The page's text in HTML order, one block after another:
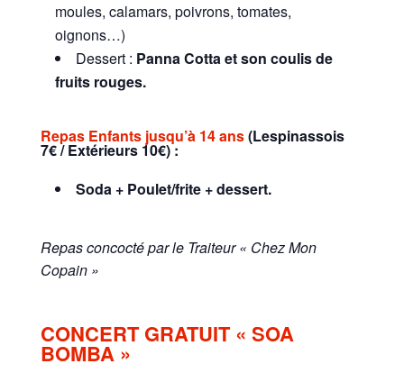
moules, calamars, poivrons, tomates,
oignons…)
Dessert : Panna Cotta et son coulis de
fruits rouges.
Repas Enfants jusqu’à 14 ans(Lespinassois
7€ / Extérieurs 10€):
Soda + Poulet/frite + dessert.
Repas concocté par le Traiteur « Chez Mon
Copain »
CONCERT GRATUIT « SOA
BOMBA »